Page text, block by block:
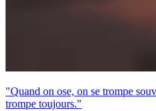
"Quand on ose, on se trompe
trompe toujours."